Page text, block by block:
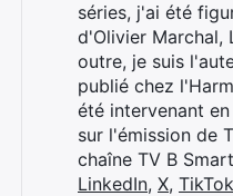
séries, j'ai été
d'Olivier Marchal,
outre, je suis
publié chez
été intervenant
sur l'émission de
chaîne TV B
LinkedIn, X, TikTok